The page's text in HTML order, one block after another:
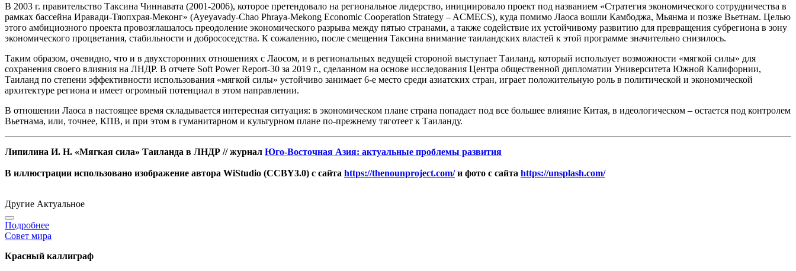
В 2003 г. правительство Таксина Чиннавата (2001-2006), которое претендовало на региональное лидерство, инициировало проект под названием «Стратегия экономического сотрудничества в
рамках бассейна Иравади-Тяопхрая-Меконг» (Ayeyavady-Chao Phraya-Mekong Economic Cooperation Strategy – AСMECS), куда помимо Лаоса вошли Камбоджа, Мьянма и позже Вьетнам. Целью
этого амбициозного проекта провозглашалось преодоление экономического разрыва между пятью странами, а также содействие их устойчивому развитию для превращения субрегиона в зону
экономического процветания, стабильности и добрососедства. К сожалению, после смещения Таксина внимание таиландских властей к этой программе значительно снизилось.
Таким образом, очевидно, что и в двухсторонних отношениях с Лаосом, и в региональных ведущей стороной выступает Таиланд, который использует возможности «мягкой силы» для
сохранения своего влияния на ЛНДР. В отчете Soft Power Report-30 за 2019 г., сделанном на основе исследования Центра общественной дипломатии Университета Южной Калифорнии,
Таиланд по степени эффективности использования «мягкой силы» устойчиво занимает 6-е место среди азиатских стран, играет положительную роль в политической и экономической
архитектуре региона и имеет огромный потенциал в этом направлении.
В отношении Лаоса в настоящее время складывается интересная ситуация: в экономическом плане страна попадает под все большее влияние Китая, в идеологическом – остается под контролем
Вьетнама, или, точнее, КПВ, и при этом в гуманитарном и культурном плане по-прежнему тяготеет к Таиланду.
Липилина И. Н. «Мягкая сила» Таиланда в ЛНДР // журнал Юго-Восточная Азия: актуальные проблемы развития
В иллюстрации использовано изображение автора WiStudio (CCBY3.0) с сайта https://thenounproject.com/и фото с сайта https://unsplash.com/
Другие Актуальное
Подробнее
Совет мира
Красный каллиграф